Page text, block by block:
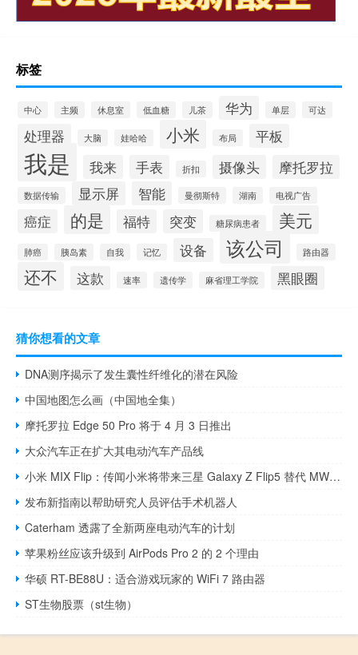
标签
中心 主频 休息室 低血糖 儿茶 华为 单层 可达
处理器 大脑 娃哈哈 小米 布局 平板
我是 我来 手表 折扣 摄像头 摩托罗拉
数据传输 显示屏 智能 曼彻斯特 湖南 电视广告
癌症 的是 福特 突变 糖尿病患者 美元
肺癌 胰岛素 自我 记忆 设备 该公司 路由器
还不 这款 速率 遗传学 麻省理工学院 黑眼圈
猜你想看的文章
DNA测序揭示了发生囊性纤维化的潜在风险
中国地图怎么画（中国地全集）
摩托罗拉 Edge 50 Pro 将于 4 月 3 日推出
大众汽车正在扩大其电动汽车产品线
小米 MIX Flip：传闻小米将带来三星 Galaxy Z Flip5 替代 MWC 2024
发布新指南以帮助研究人员评估手术机器人
Caterham 透露了全新两座电动汽车的计划
苹果粉丝应该升级到 AirPods Pro 2 的 2 个理由
华硕 RT-BE88U：适合游戏玩家的 WiFi 7 路由器
ST生物股票（st生物）